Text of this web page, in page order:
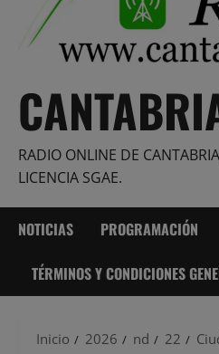
RADIO ONLINE DE
LICENCIA SGAE.
NOTICIAS PROGRAMACIÓN
TÉRMINOS Y CONDICIONES
Inicio 2026 nd 22